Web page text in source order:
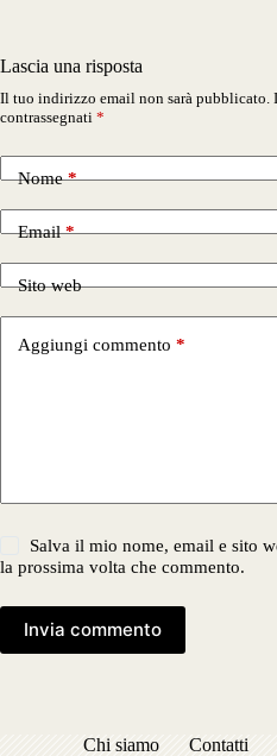
Lascia una risposta
Il tuo indirizzo email non sarà pubblicato.
contrassegnati *
Nome*
Email*
Sito web
Aggiungi commento *
Salva il mio nome, email e sito
la prossima volta che commento.
Invia commento
Chi siamo Contatti